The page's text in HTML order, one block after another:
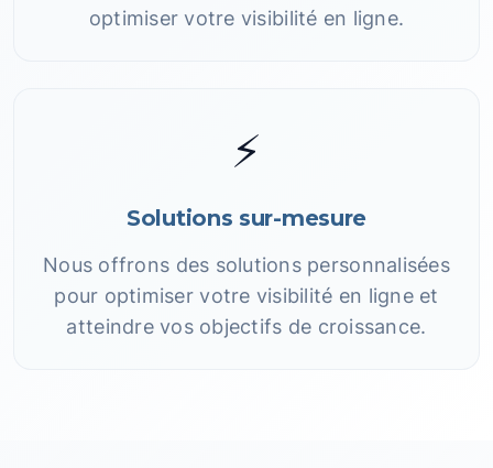
optimiser votre visibilité en ligne.
⚡
Solutions sur-mesure
Nous offrons des solutions personnalisées
pour optimiser votre visibilité en ligne et
atteindre vos objectifs de croissance.